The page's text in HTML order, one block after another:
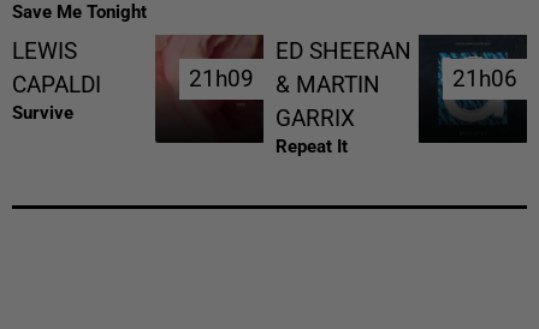
Save Me Tonight
LEWIS
CAPALDI
Survive
21h09
21h09
ED SHEERAN
& MARTIN
GARRIX
Repeat It
21h06
21h06